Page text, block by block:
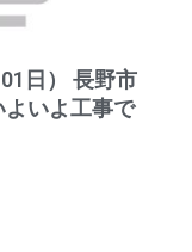
01日） 長野市
いよ工事で